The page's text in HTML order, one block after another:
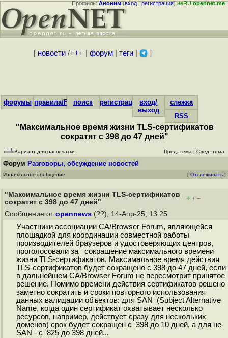
Профиль:Аноним(вход|регистрация)неRUopennet.me
[ новости/+++ форум| теги| ]
форумы правила/FAQпоиск регистрациявход/
выход
слежка
RSS
"Максимальное время жизни TLS-сертификатов
сократят с 398 до 47 дней"
Вариант для распечатки Пред. тема | След. тема
Форум Разговоры, обсуждение новостей
Изначальное сообщение [ Отслеживать ]
"Максимальное время жизни TLS-сертификатов
сократят с 398 до 47 дней"
+ / –
Сообщение от opennews (??), 14-Апр-25, 13:25
Участники ассоциации CA/Browser Forum, являющейся
площадкой для координации совместной работы
производителей браузеров и удостоверяющих центров,
проголосовали за сокращение максимального времени
жизни TLS-сертификатов. Максимальное время действия
TLS-сертификатов будет сокращено с 398 до 47 дней, если
в дальнейшем CA/Browser Forum не пересмотрит принятое
решение. Помимо времени действия сертификатов решено
заметно сократить и сроки повторного использования
данных валидации объектов: для SAN (Subject Alternative
Name, когда один сертификат охватывает несколько
ресурсов, например, действует сразу для нескольких
доменов) срок будет сокращен с 398 до 10 дней, а для не-
SAN - с 825 до 398 дней...